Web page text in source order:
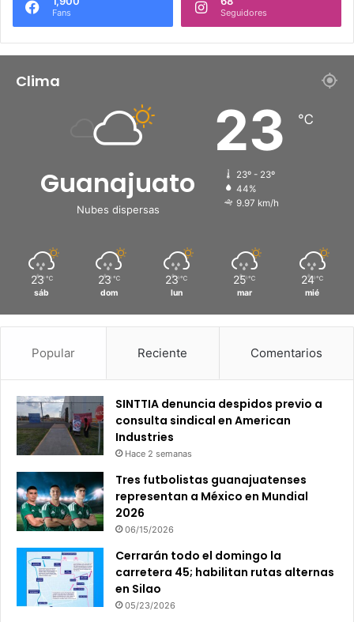
Fans Seguidores
Clima
Guanajuato
Nubes dispersas
23 ℃
23º - 23º
44%
9.97 km/h
23 ℃
sáb
23 ℃
dom
23 ℃
lun
25 ℃
mar
24 ℃
mié
Popular Reciente Comentarios
SINTTIA denuncia despidos previo a
consulta sindical en American
Industries
Hace 2 semanas
Tres futbolistas guanajuatenses
representan a México en Mundial
2026
06/15/2026
Cerrarán todo el domingo la
carretera 45; habilitan rutas alternas
en Silao
05/23/2026